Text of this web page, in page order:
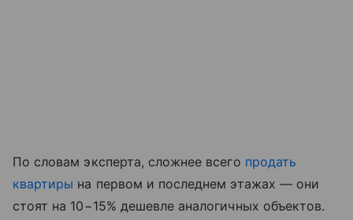
По словам эксперта, сложнее всего продать
квартиры на первом и последнем этажах — они
стоят на 10−15% дешевле аналогичных объектов.